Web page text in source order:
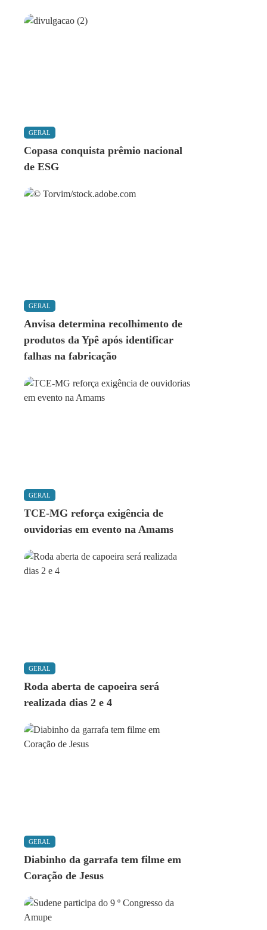
GERAL
Copasa conquista prêmio nacional
de ESG
GERAL
Anvisa determina recolhimento de
produtos da Ypê após identificar
falhas na fabricação
GERAL
TCE-MG reforça exigência de
ouvidorias em evento na Amams
GERAL
Roda aberta de capoeira será
realizada dias 2 e 4
GERAL
Diabinho da garrafa tem filme em
Coração de Jesus